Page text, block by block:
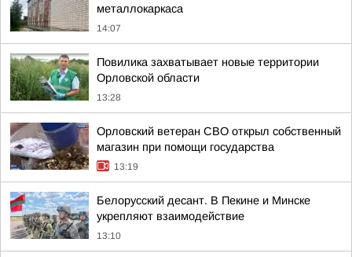
металлокаркаса
14:07
Повилика захватывает новые территории
Орловской области
13:28
Орловский ветеран СВО открыл собственный
магазин при помощи государства
13:19
Белорусский десант. В Пекине и Минске
укрепляют взаимодействие
13:10